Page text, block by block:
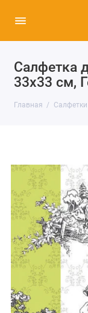
Салфетка
33х33 см,
Главная